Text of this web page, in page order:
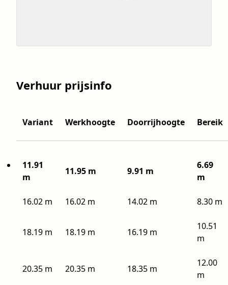
Verhuur prijsinfo
Variant Werkhoogte Doorrijhoogte Bereik
11.91
m
11.95 m 9.91 m
6.69
m
16.02 m 16.02 m 14.02 m 8.30 m
18.19 m 18.19 m 16.19 m
10.51
m
20.35 m 20.35 m 18.35 m
12.00
m